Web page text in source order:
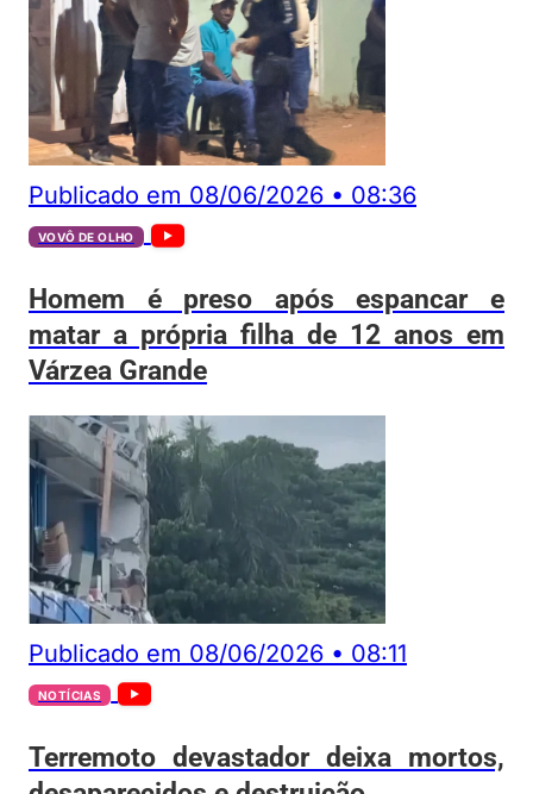
Publicado em 08/06/2026 • 08:36
VOVÔ DE OLHO
Homem é preso após espancar e
matar a própria filha de 12 anos em
Várzea Grande
Publicado em 08/06/2026 • 08:11
NOTÍCIAS
Terremoto devastador deixa mortos,